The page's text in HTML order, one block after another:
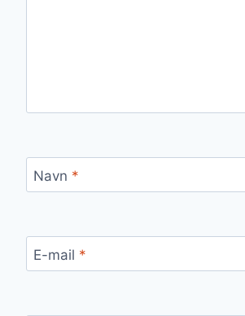
Navn *
E-mail *